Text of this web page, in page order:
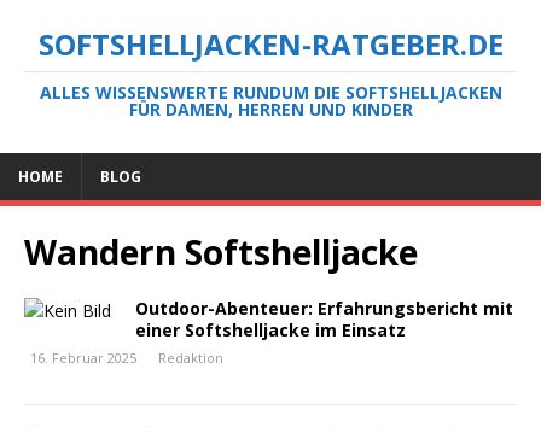
SOFTSHELLJACKEN-RATGEBER.DE
ALLES WISSENSWERTE RUNDUM DIE SOFTSHELLJACKEN
FÜR DAMEN, HERREN UND KINDER
HOME BLOG
Wandern Softshelljacke
Outdoor-Abenteuer: Erfahrungsbericht mit
einer Softshelljacke im Einsatz
16. Februar 2025 Redaktion